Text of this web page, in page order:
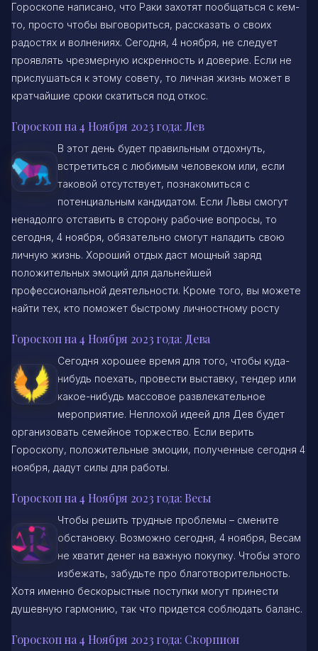
Гороскопе написано, что Раки захотят пообщаться с кем-
то, просто чтобы выговориться, рассказать о своих
радостях и волнениях. Сегодня, 4 ноября, не следует
проявлять чрезмерную искренность и доверие. Если не
прислушаться к этому совету, то личная жизнь может в
кратчайшие сроки скатиться под откос.
Гороскоп на 4 Ноября 2023 года: Лев
В этот день будет правильным отдохнуть,
встретиться с любимым человеком или, если
таковой отсутствует, познакомиться с
потенциальным кандидатом. Если Львы смогут
ненадолго отставить в сторону рабочие вопросы, то
сегодня, 4 ноября, обязательно смогут наладить свою
личную жизнь. Хороший отдых даст мощный заряд
положительных эмоций для дальнейшей
профессиональной деятельности. Кроме того, вы можете
найти тех, кто поможет быстрому личностному росту
Гороскоп на 4 Ноября 2023 года: Дева
Сегодня хорошее время для того, чтобы куда-
нибудь поехать, провести выставку, тендер или
какое-нибудь массовое развлекательное
мероприятие. Неплохой идеей для Дев будет
организовать семейное торжество. Если верить
Гороскопу, положительные эмоции, полученные сегодня 4
ноября, дадут силы для работы.
Гороскоп на 4 Ноября 2023 года: Весы
Чтобы решить трудные проблемы – смените
обстановку. Возможно сегодня, 4 ноября, Весам
не хватит денег на важную покупку. Чтобы этого
избежать, забудьте про благотворительность.
Хотя именно бескорыстные поступки могут принести
душевную гармонию, так что придется соблюдать баланс.
Гороскоп на 4 Ноября 2023 года: Скорпион